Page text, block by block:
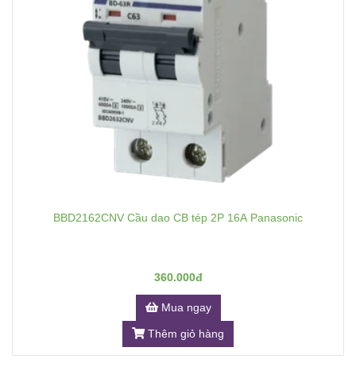
BBD2162CNV Cầu dao CB tép 2P 16A Panasonic
360.000đ
Mua ngay
Thêm giỏ hàng